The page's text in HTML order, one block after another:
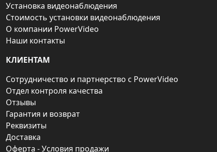
Установка видеонаблюдения
Стоимость установки видеонаблюдения
О компании PowerVideo
Наши контакты
КЛИЕНТАМ
Сотрудничество и партнерство с PowerVideo
Отдел контроля качества
Отзывы
Гарантия и возврат
Реквизиты
Доставка
Оферта - Условия продажи